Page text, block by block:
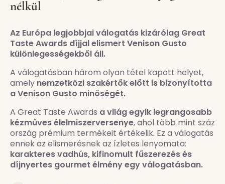
nélkül
Az Európa legjobbjai válogatás kizárólag Great
Taste Awards díjjal elismert Venison Gusto
különlegességekből áll.
A válogatásban három olyan tétel kapott helyet,
amely nemzetközi szakértők előtt is bizonyította
a Venison Gusto minőségét.
A Great Taste Awards a világ egyik legrangosabb
kézműves élelmiszerversenye, ahol több mint száz
ország prémium termékeit értékelik. Ez a válogatás
ennek az elismerésnek az ízletes lenyomata:
karakteres vadhús, kifinomult fűszerezés és
díjnyertes gourmet élmény egy válogatásban.